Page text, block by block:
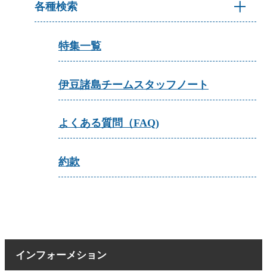
各種検索
特集一覧
伊豆諸島チームスタッフノート
よくある質問（FAQ)
約款
インフォーメション